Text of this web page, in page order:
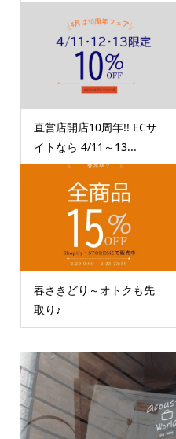
直営店開店10周年!! ECサ
イトなら 4/11～13...
春さきどり～オトクも先
取り♪